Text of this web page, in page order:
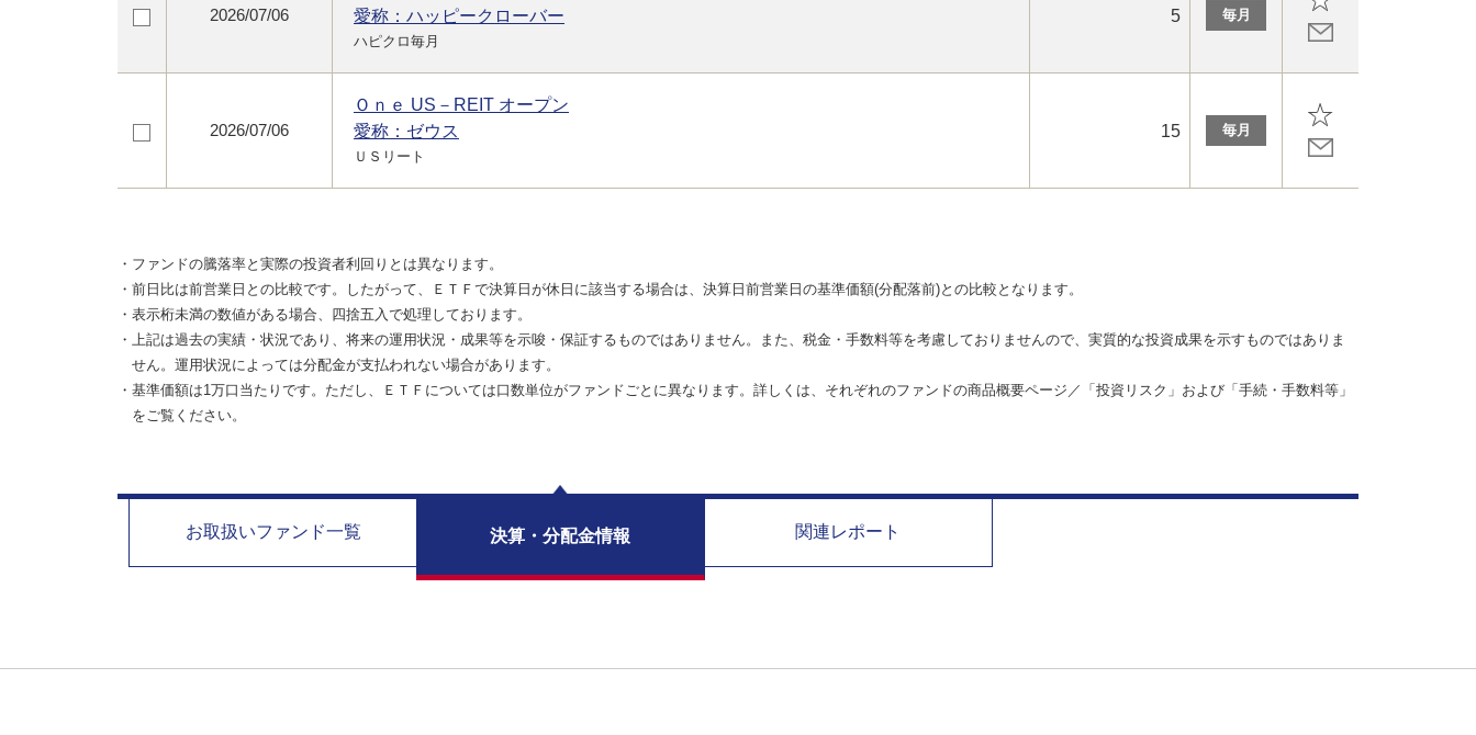
2026/07/06
愛称：ハッピークローバー
ハピクロ毎月
5 毎月
2026/07/06
Ｏｎｅ US－REIT オープン
愛称：ゼウス
ＵＳリート
15 毎月
・ファンドの騰落率と実際の投資者利回りとは異なります。
・前日比は前営業日との比較です。したがって、ＥＴＦで決算日が休日に該当する場合は、決算日前営業日の基準価額(分配落前)との比較となります。
・表示桁未満の数値がある場合、四捨五入で処理しております。
・上記は過去の実績・状況であり、将来の運用状況・成果等を示唆・保証するものではありません。また、税金・手数料等を考慮しておりませんので、実質的な投資成果を示すものではありま
せん。運用状況によっては分配金が支払われない場合があります。
・基準価額は1万口当たりです。ただし、ＥＴＦについては口数単位がファンドごとに異なります。詳しくは、それぞれのファンドの商品概要ページ／「投資リスク」および「手続・手数料等」
をご覧ください。
お取扱いファンド一覧 決算・分配金情報 関連レポート